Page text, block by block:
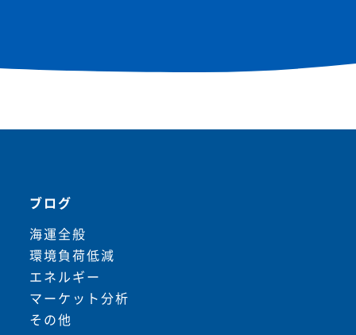
ブログ
海運全般
環境負荷低減
エネルギー
マーケット分析
その他